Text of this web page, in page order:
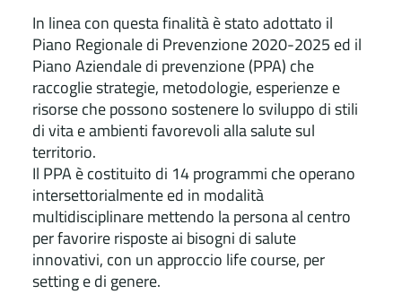
In linea con questa finalità è stato adottato il
Piano Regionale di Prevenzione 2020-2025 ed il
Piano Aziendale di prevenzione (PPA) che
raccoglie strategie, metodologie, esperienze e
risorse che possono sostenere lo sviluppo di stili
di vita e ambienti favorevoli alla salute sul
territorio.
Il PPA è costituito di 14 programmi che operano
intersettorialmente ed in modalità
multidisciplinare mettendo la persona al centro
per favorire risposte ai bisogni di salute
innovativi, con un approccio life course, per
setting e di genere.